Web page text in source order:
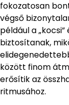
fokozatosan
végső
például a
biztosítanak,
között finom
erősítik az
ritmusához.